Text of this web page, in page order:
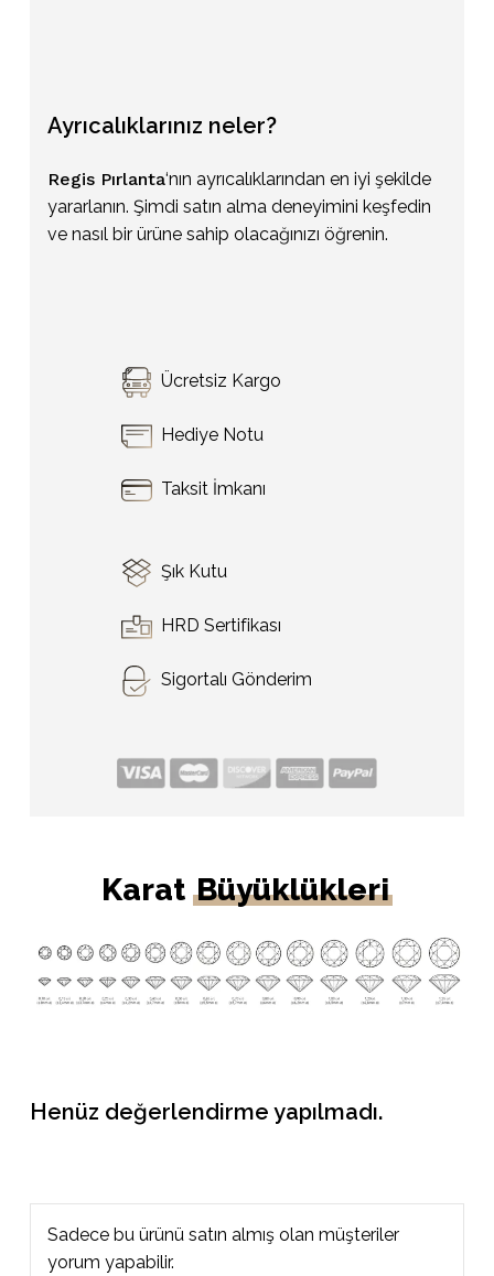
Sepetinizde ürün bulunmuyor.
Go To Shop
Ayrıcalıklarınız neler?
Regis Pırlanta‘nın ayrıcalıklarından en iyi şekilde
yararlanın. Şimdi satın alma deneyimini keşfedin
ve nasıl bir ürüne sahip olacağınızı öğrenin.
Ücretsiz Kargo
Hediye Notu
Taksit İmkanı
Şık Kutu
HRD Sertifikası
Sigortalı Gönderim
Karat Büyüklükleri
Henüz değerlendirme yapılmadı.
Sadece bu ürünü satın almış olan müşteriler
yorum yapabilir.